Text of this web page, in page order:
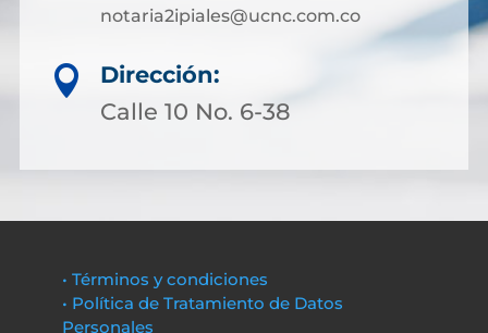
notaria2ipiales@ucnc.com.co

Dirección:
Calle 10 No. 6-38
• Términos y condiciones
• Política de Tratamiento de Datos
Personales